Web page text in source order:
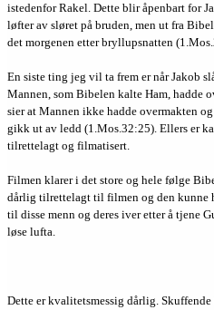
istedenfor Rakel. Dette blir åpenbart for
løfter av sløret på bruden, men ut fra
det morgenen etter bryllupsnatten
En siste ting jeg vil ta frem er når Jakob
Mannen, som Bibelen kalte Ham, hadde
sier at Mannen ikke hadde overmakten
gikk ut av ledd (1.Mos.32:25). Ellers er
tilrettelagt og filmatisert.
Filmen klarer i det store og hele følge
dårlig tilrettelagt til filmen og den kunne
til disse menn og deres iver etter å tjene
løse lufta.
Dette er kvalitetsmessig dårlig.